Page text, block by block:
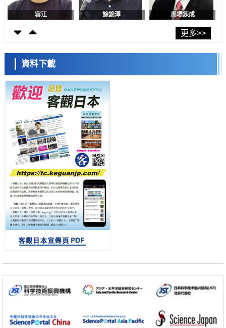
東京大學和海上保安廳等發現南海海槽沿線板塊邊界鎖定狀態存在區域
政策
日本第2次醫療研究開發調整費，根據一線實際情況和需求分配99.3億
千葉大學鑑定出導致難治性疾病「肺高血壓症」惡化的蛋白質
「MYL9/12」，會引發血管結構惡化
科學研究
京都大學高效生成光的構成單元「光子」，可應用於量子電腦
科學研究
用數理模型詮釋慢性蕁麻疹的發病機理，藉助數學的力量實現個體化最
佳治療
科學研究
【JST事業成果】發現室溫下工作的交替磁體
科學研究
夜景也能清晰呈現在紙上——日本「鐵路攝影迷」教授研發新技術
科學研究
【JST事業成果】開發低成本與低功耗的新型AI處理器
政策
日本科研費增設國際共同研究強化新類別，促進青年研究人員赴海外開
展研究
經濟・社會
東京大學通過葉綠體基因組編輯技術強化碳固定酵素，成功提高光合作
用能力與生產力
科學研究
該基因的必要性因菌株而異
經濟・社會
容江 餘錦澤 馬場錬成
日本科學未來館 科學交
小岩井忠道 瀧川 進
更多>>
資料下載